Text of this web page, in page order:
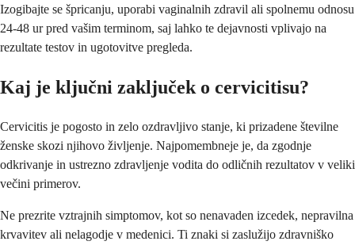
Izogibajte se špricanju, uporabi vaginalnih zdravil ali spolnemu odnosu
24-48 ur pred vašim terminom, saj lahko te dejavnosti vplivajo na
rezultate testov in ugotovitve pregleda.
Kaj je ključni zaključek o cervicitisu?
Cervicitis je pogosto in zelo ozdravljivo stanje, ki prizadene številne
ženske skozi njihovo življenje. Najpomembneje je, da zgodnje
odkrivanje in ustrezno zdravljenje vodita do odličnih rezultatov v veliki
večini primerov.
Ne prezrite vztrajnih simptomov, kot so nenavaden izcedek, nepravilna
krvavitev ali nelagodje v medenici. Ti znaki si zaslužijo zdravniško